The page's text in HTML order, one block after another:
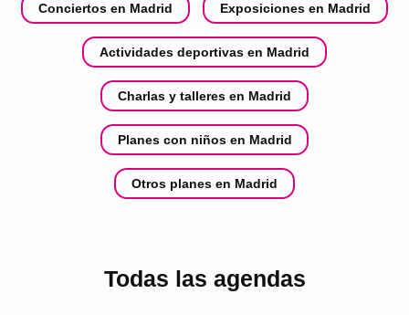
Conciertos en Madrid Exposiciones en Madrid
Actividades deportivas en Madrid
Charlas y talleres en Madrid
Planes con niños en Madrid
Otros planes en Madrid
Todas las agendas